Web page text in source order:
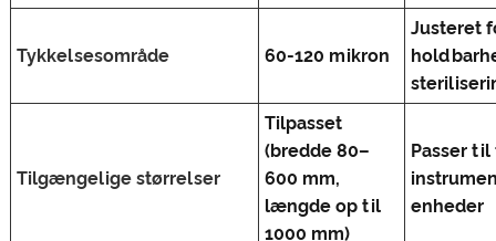
Tykkelsesområde 60-120 mikron
Justeret
Tilgængelige størrelser
Tilpasset
(bredde 80–
600 mm,
længde op til
1000 mm)
Passer
enheder